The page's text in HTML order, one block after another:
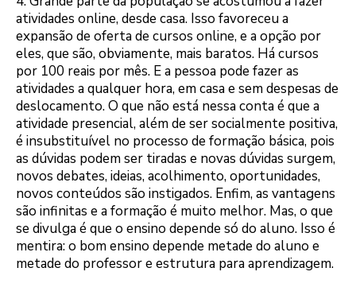
atividades online, desde casa. Isso favoreceu a
expansão de oferta de cursos online, e a opção por
eles, que são, obviamente, mais baratos. Há cursos
por 100 reais por mês. E a pessoa pode fazer as
atividades a qualquer hora, em casa e sem despesas de
deslocamento. O que não está nessa conta é que a
atividade presencial, além de ser socialmente positiva,
é insubstituível no processo de formação básica, pois
as dúvidas podem ser tiradas e novas dúvidas surgem,
novos debates, ideias, acolhimento, oportunidades,
novos conteúdos são instigados. Enfim, as vantagens
são infinitas e a formação é muito melhor. Mas, o que
se divulga é que o ensino depende só do aluno. Isso é
mentira: o bom ensino depende metade do aluno e
metade do professor e estrutura para aprendizagem.